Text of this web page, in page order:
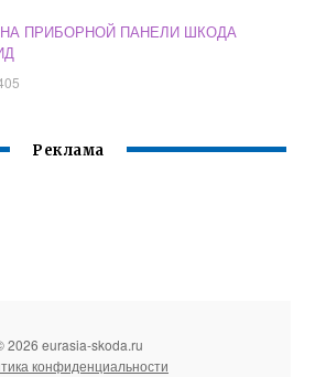
НА ПРИБОРНОЙ ПАНЕЛИ ШКОДА
Реклама
2026 eurasia-skoda.ru
конфиденциальности